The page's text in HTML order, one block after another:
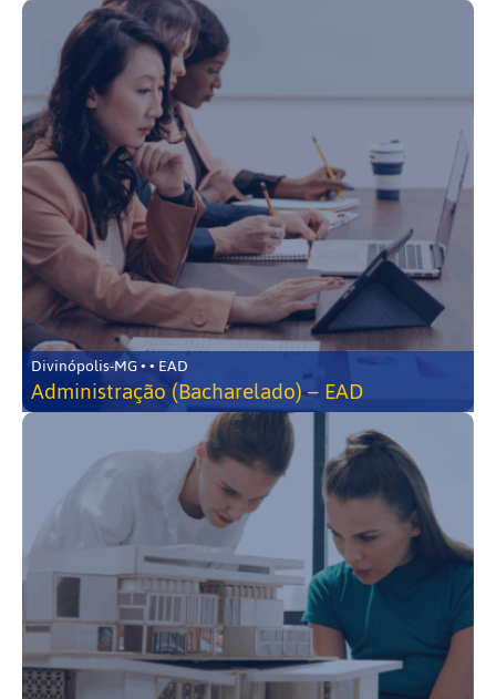
Divinópolis-MG • • EAD
Administração (Bacharelado) – EAD